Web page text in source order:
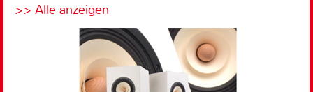
>> Alle anzeigen